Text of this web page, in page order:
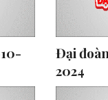
Đại
2024